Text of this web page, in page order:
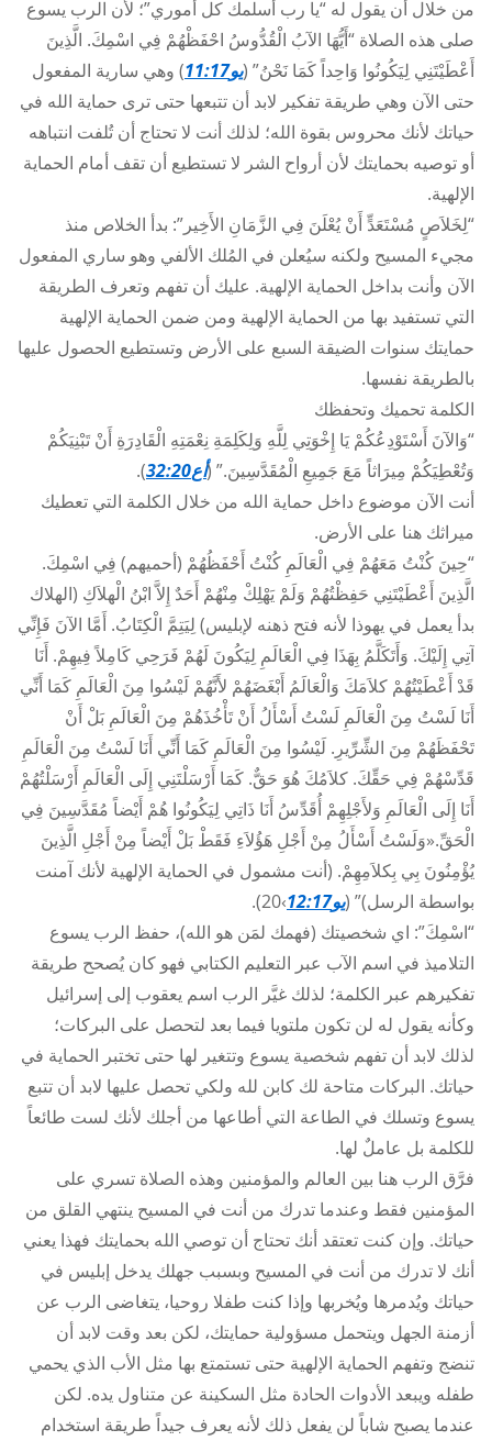
من خلال أن يقول له “يا رب أُسلمك كل أموري”؛ لأن الرب يسوع
صلى هذه الصلاة “أَيُّهَا الآبُ الْقُدُّوسُ احْفَظْهُمْ فِي اسْمِكَ. الَّذِينَ
أَعْطَيْتَنِي لِيَكُونُوا وَاحِداً كَمَا نَحْنُ” (يو11:17
) وهي سارية المفعول
حتى الآن وهي طريقة تفكير لابد أن تتبعها حتى ترى حماية الله في
حياتك لأنك محروس بقوة الله؛ لذلك أنت لا تحتاج أن تُلفت انتباهه
أو توصيه بحمايتك لأن أرواح الشر لا تستطيع أن تقف أمام الحماية
الإلهية.
“لِخَلاَصٍ مُسْتَعَدٍّ أَنْ يُعْلَنَ فِي الزَّمَانِ الأَخِير”: بدأ الخلاص منذ
مجيء المسيح ولكنه سيُعلن في المُلك الألفي وهو ساري المفعول
الآن وأنت بداخل الحماية الإلهية. عليك أن تفهم وتعرف الطريقة
التي تستفيد بها من الحماية الإلهية ومن ضمن الحماية الإلهية
حمايتك سنوات الضيقة السبع على الأرض وتستطيع الحصول عليها
بالطريقة نفسها.
الكلمة تحميك وتحفظك
“وَالآنَ أَسْتَوْدِعُكُمْ يَا إِخْوَتِي لِلَّهِ وَلِكَلِمَةِ نِعْمَتِهِ الْقَادِرَةِ أَنْ تَبْنِيَكُمْ
وَتُعْطِيَكُمْ مِيرَاثاً مَعَ جَمِيعِ الْمُقَدَّسِينَ.” (أع32:20
).
أنت الآن موضوع داخل حماية الله من خلال الكلمة التي تعطيك
ميراثك هنا على الأرض.
“حِينَ كُنْتُ مَعَهُمْ فِي الْعَالَمِ كُنْتُ أَحْفَظُهُمْ (أحميهم) فِي اسْمِكَ.
الَّذِينَ أَعْطَيْتَنِي حَفِظْتُهُمْ وَلَمْ يَهْلِكْ مِنْهُمْ أَحَدٌ إِلاَّ ابْنُ الْهلاَكِ (الهلاك
بدأ يعمل في يهوذا لأنه فتح ذهنه لإبليس) لِيَتِمَّ الْكِتَابُ. أَمَّا الآنَ فَإِنِّي
آتِي إِلَيْكَ. وَأَتَكَلَّمُ بِهَذَا فِي الْعَالَمِ لِيَكُونَ لَهُمْ فَرَحِي كَامِلاً فِيهِمْ. أَنَا
قَدْ أَعْطَيْتُهُمْ كلاَمَكَ وَالْعَالَمُ أَبْغَضَهُمْ لأَنَّهُمْ لَيْسُوا مِنَ الْعَالَمِ كَمَا أَنِّي
أَنَا لَسْتُ مِنَ الْعَالَمِ لَسْتُ أَسْأَلُ أَنْ تَأْخُذَهُمْ مِنَ الْعَالَمِ بَلْ أَنْ
تَحْفَظَهُمْ مِنَ الشِّرِّيرِ. لَيْسُوا مِنَ الْعَالَمِ كَمَا أَنِّي أَنَا لَسْتُ مِنَ الْعَالَمِ
قَدِّسْهُمْ فِي حَقِّكَ. كلاَمُكَ هُوَ حَقٌّ. كَمَا أَرْسَلْتَنِي إِلَى الْعَالَمِ أَرْسَلْتُهُمْ
أَنَا إِلَى الْعَالَمِ وَلأَجْلِهِمْ أُقَدِّسُ أَنَا ذَاتِي لِيَكُونُوا هُمْ أَيْضاً مُقَدَّسِينَ فِي
الْحَقِّ.«وَلَسْتُ أَسْأَلُ مِنْ أَجْلِ هَؤُلاَءِ فَقَطْ بَلْ أَيْضاً مِنْ أَجْلِ الَّذِينَ
يُؤْمِنُونَ بِي بِكلاَمِهِمْ. (أنت مشمول في الحماية الإلهية لأنك آمنت
بواسطة الرسل)” (يو12:17
›20).
“اسْمِكَ”: اي شخصيتك (فهمك لمَن هو الله)، حفظ الرب يسوع
التلاميذ في اسم الآب عبر التعليم الكتابي فهو كان يُصحح طريقة
تفكيرهم عبر الكلمة؛ لذلك غيَّر الرب اسم يعقوب إلى إسرائيل
وكأنه يقول له لن تكون ملتويا فيما بعد لتحصل على البركات؛
لذلك لابد أن تفهم شخصية يسوع وتتغير لها حتى تختبر الحماية في
حياتك. البركات متاحة لك كابن لله ولكي تحصل عليها لابد أن تتبع
يسوع وتسلك في الطاعة التي أطاعها من أجلك لأنك لست طائعاً
للكلمة بل عاملٌ لها.
فرَّق الرب هنا بين العالم والمؤمنين وهذه الصلاة تسري على
المؤمنين فقط وعندما تدرك من أنت في المسيح ينتهي القلق من
حياتك. وإن كنت تعتقد أنك تحتاج أن توصي الله بحمايتك فهذا يعني
أنك لا تدرك من أنت في المسيح وبسبب جهلك يدخل إبليس في
حياتك ويُدمرها ويُخربها وإذا كنت طفلا روحيا، يتغاضى الرب عن
أزمنة الجهل ويتحمل مسؤولية حمايتك، لكن بعد وقت لابد أن
تنضج وتفهم الحماية الإلهية حتى تستمتع بها مثل الأب الذي يحمي
طفله ويبعد الأدوات الحادة مثل السكينة عن متناول يده. لكن
عندما يصبح شاباً لن يفعل ذلك لأنه يعرف جيداً طريقة استخدام